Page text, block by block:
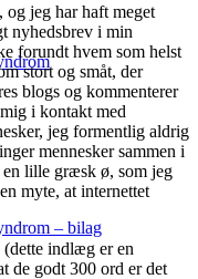
– bilag
og jeg har haft meget
nyhedsbrev i min
forundt hvem som helst
stort og småt, der
blogs og kommenterer
i kontakt med
jeg formentlig aldrig
mennesker sammen i
lille græsk ø, som jeg
myte, at internettet
indlæg er en
de godt 300 ord er det